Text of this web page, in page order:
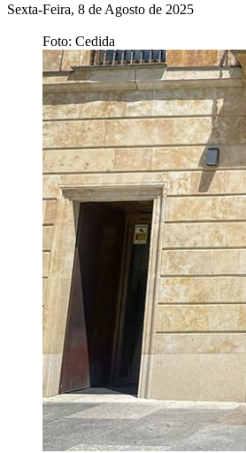
Sexta-Feira, 8 de Agosto de 2025
Foto: Cedida